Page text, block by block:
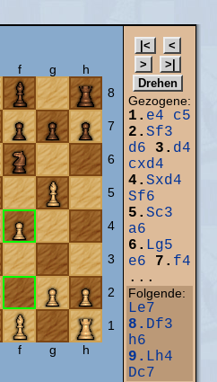
f g
h
8
7
6
5
4
3
2
1
f g h
Gezogene:
1. e4
c5
2. Sf3
d6
3. d4
cxd4
4. Sxd4
Sf6
5. Sc3
a6
6. Lg5
e6
7. f4
...
Folgende:
Le7
8. Df3
h6
9. Lh4
Dc7